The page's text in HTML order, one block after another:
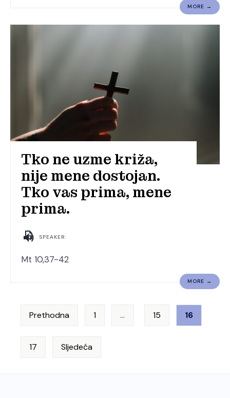
MORE →
Tko ne uzme križa,
nije mene dostojan.
Tko vas prima, mene
prima.
SPEAKER:
Mt 10,37-42
MORE →
Prethodna 1 … 15 16
17 Sljedeća